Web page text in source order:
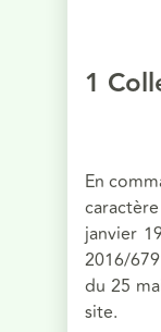
1
En
janvier
2016/
du 25
site.